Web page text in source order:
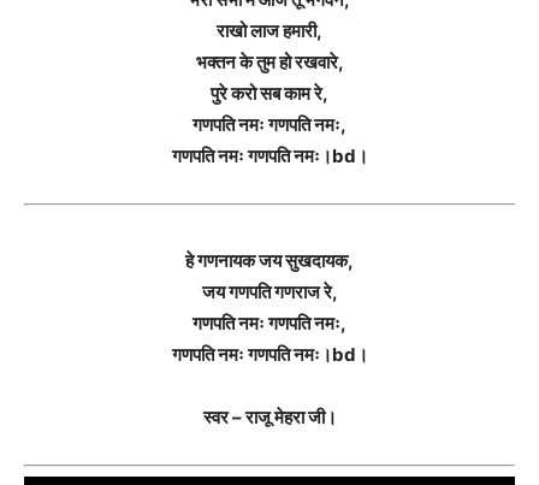
राखो लाज हमारी,
भक्तन के तुम हो रखवारे,
पुरे करो सब काम रे,
गणपति नमः गणपति नमः,
गणपति नमः गणपति नमः।bd।
हे गणनायक जय सुखदायक,
जय गणपति गणराज रे,
गणपति नमः गणपति नमः,
गणपति नमः गणपति नमः।bd।
स्वर – राजू मेहरा जी।